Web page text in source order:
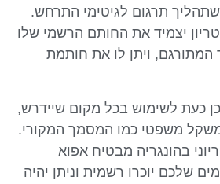
תרגום לגיטימי התרחש.
יצמיד את החותם הרשמי שלו
ויתן לו את חותמת
כעת לשימוש בכל מקום שיידרש,
משקל משפטי כמו המסמך המקורי.
בהונגריה מבטיח אפוא
שלכם יוכרו רשמית וניתן יהיה